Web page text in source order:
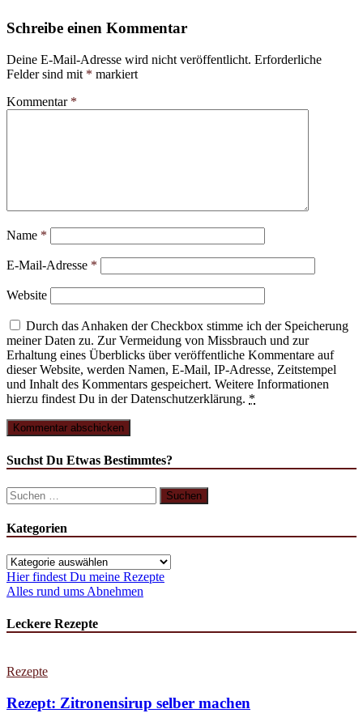
Schreibe einen Kommentar
Deine E-Mail-Adresse wird nicht veröffentlicht. Erforderliche
Felder sind mit * markiert
Kommentar *
Name *
E-Mail-Adresse *
Website
Durch das Anhaken der Checkbox stimme ich der Speicherung
meiner Daten zu. Zur Vermeidung von Missbrauch und zur
Erhaltung eines Überblicks über veröffentliche Kommentare auf
dieser Website, werden Namen, E-Mail, IP-Adresse, Zeitstempel
und Inhalt des Kommentars gespeichert. Weitere Informationen
hierzu findest Du in der Datenschutzerklärung. *
Suchst Du Etwas Bestimmtes?
Suchen
nach:
Kategorien
Kategorien
Hier findest Du meine Rezepte
Alles rund ums Abnehmen
Leckere Rezepte
Rezepte
Rezept: Zitronensirup selber machen